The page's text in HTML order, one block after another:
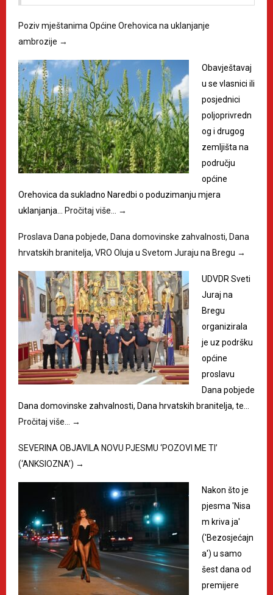
Poziv mještanima Općine Orehovica na uklanjanje
ambrozije →
Obavještavaj
u se vlasnici ili
posjednici
poljoprivredn
og i drugog
zemljišta na
području
općine
Orehovica da sukladno Naredbi o poduzimanju mjera
uklanjanja…
Pročitaj više… →
Proslava Dana pobjede, Dana domovinske zahvalnosti, Dana
hrvatskih branitelja, VRO Oluja u Svetom Juraju na Bregu →
UDVDR Sveti
Juraj na
Bregu
organizirala
je uz podršku
općine
proslavu
Dana pobjede
Dana domovinske zahvalnosti, Dana hrvatskih branitelja, te…
Pročitaj više…
→
SEVERINA OBJAVILA NOVU PJESMU ‘POZOVI ME TI’
(‘ANKSIOZNA’) →
Nakon što je
pjesma 'Nisa
m kriva ja'
('Bezosjećajn
a') u samo
šest dana od
premijere